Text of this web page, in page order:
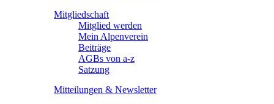
Mitgliedschaft
Mitglied werden
Mein Alpenverein
Beiträge
AGBs von a-z
Satzung
Mitteilungen & Newsletter